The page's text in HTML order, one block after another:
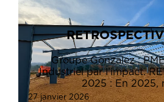
Groupe Gonzalez :
Industriel par l’impact.
2025 : En 2025,
27 janvier 2026